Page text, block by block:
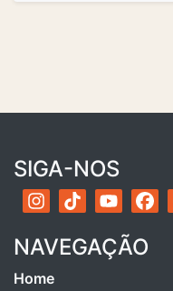
SIGA-NOS
NAVEGAÇÃO
Home